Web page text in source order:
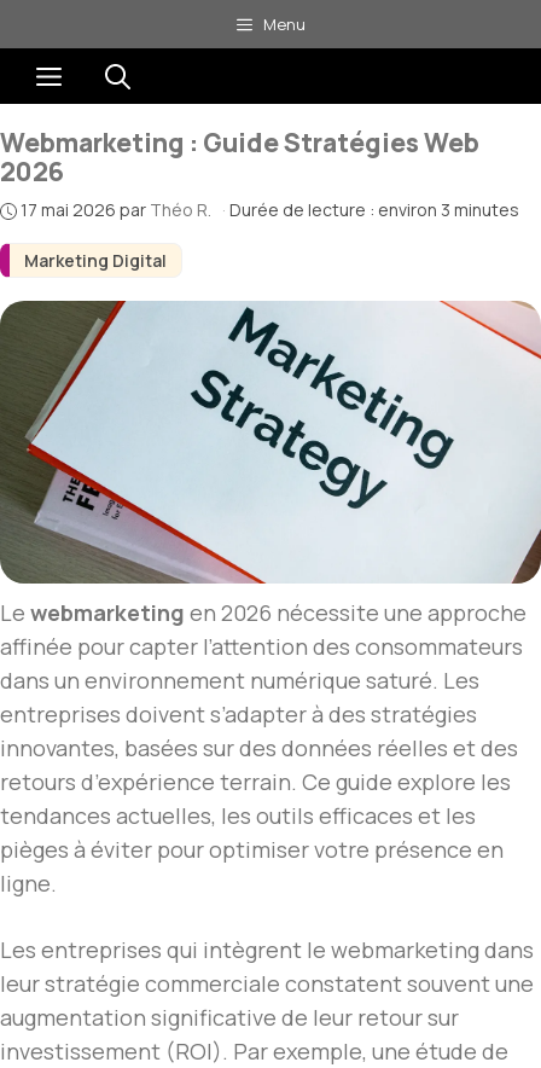
au
contenu
Menu
Menu
Marketing Digital
Webmarketing : Guide Stratégies Web
2026
17 mai 2026 par Théo R. · Durée de lecture : environ 3 minutes
Le webmarketing en 2026 nécessite une approche
affinée pour capter l’attention des consommateurs
dans un environnement numérique saturé. Les
entreprises doivent s’adapter à des stratégies
innovantes, basées sur des données réelles et des
retours d’expérience terrain. Ce guide explore les
tendances actuelles, les outils efficaces et les
pièges à éviter pour optimiser votre présence en
ligne.
Les entreprises qui intègrent le webmarketing dans
leur stratégie commerciale constatent souvent une
augmentation significative de leur retour sur
investissement (ROI). Par exemple, une étude de